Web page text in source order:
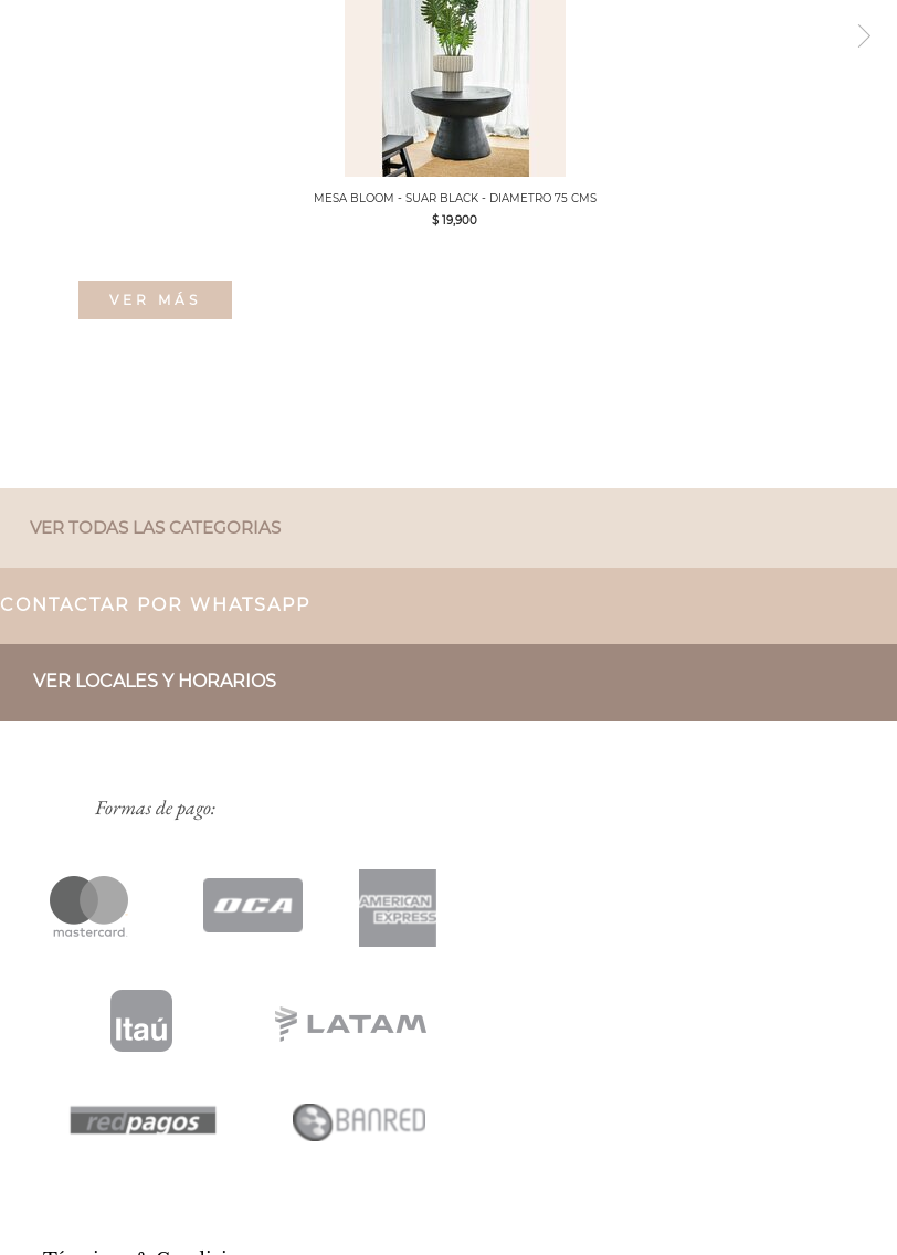
MESA BLOOM - SUAR BLACK - DIAMETRO 75 CMS
$ 19,900
VER MÁS
VER TODAS LAS CATEGORIAS
CONTACTAR POR WHATSAPP
VER LOCALES Y HORARIOS
Formas de pago: